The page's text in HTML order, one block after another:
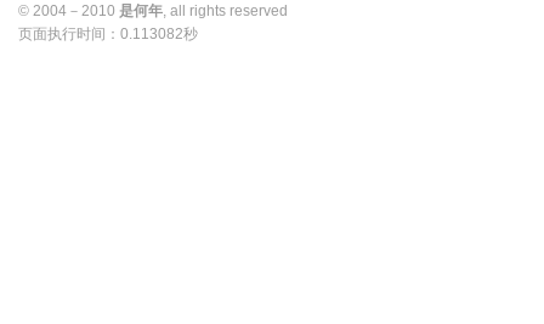
© 2004－2010 是何年 , all rights reserved
页面执行时间：0.113082秒